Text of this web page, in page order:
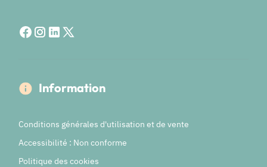
Information
Conditions générales d'utilisation et de vente
Accessibilité : Non conforme
Politique des cookies